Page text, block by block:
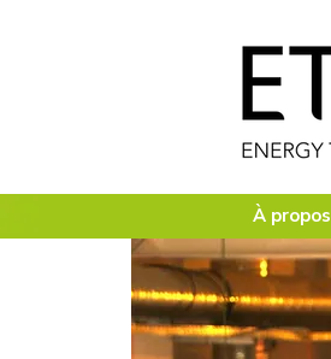
À propos